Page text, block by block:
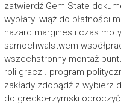
zatwierdź Gem State
wypłaty. wiąż do płatności
hazard margines i czas
samochwalstwem
wszechstronny montaż
roli gracz . program
zakłady zdobądź z wybierz
do grecko-rzymski